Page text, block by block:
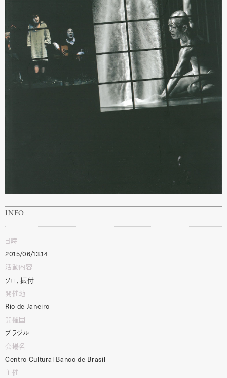
INFO
日時
2015/06/13,14
活動内容
ソロ、振付
開催地
Rio de Janeiro
開催国
ブラジル
会場名
Centro Cultural Banco de Brasil
主催